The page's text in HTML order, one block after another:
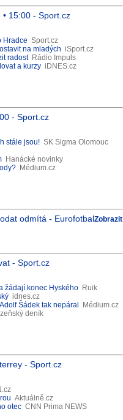
• 15:00 - Sport.cz
Hradce Sport.cz
na mladých iSport.cz
radost Rádio Impuls
a kurzy iDNES.cz
- Sport.cz
stále jsou! SK Sigma Olomouc
Hanácké novinky
Médium.cz
odmítá - EurofotbalZobrazit
- Sport.cz
žádají konec Hyského Ruik
idnes.cz
Šádek tak nepáral
Médium.cz
deník
- Sport.cz
Aktuálně.cz
otec CNN Prima NEWS